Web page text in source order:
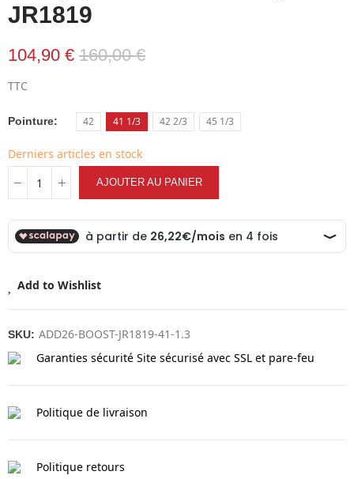
JR1819
104,90 € 160,00 €
TTC
Pointure 42 41 1/3 42 2/3 45 1/3
Derniers articles en stock
AJOUTER AU PANIER
Add to Wishlist
SKU: ADD26-BOOST-JR1819-41-1.3
Garanties sécurité Site sécurisé avec SSL et pare-feu
Politique de livraison
Politique retours